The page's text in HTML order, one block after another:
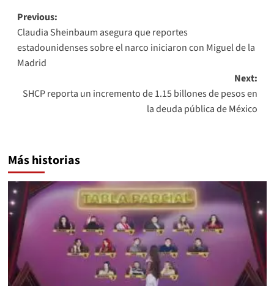
Post
navigation
Previous:
Claudia Sheinbaum asegura que reportes
estadounidenses sobre el narco iniciaron con Miguel de la
Madrid
Next:
SHCP reporta un incremento de 1.15 billones de pesos en
la deuda pública de México
Más historias